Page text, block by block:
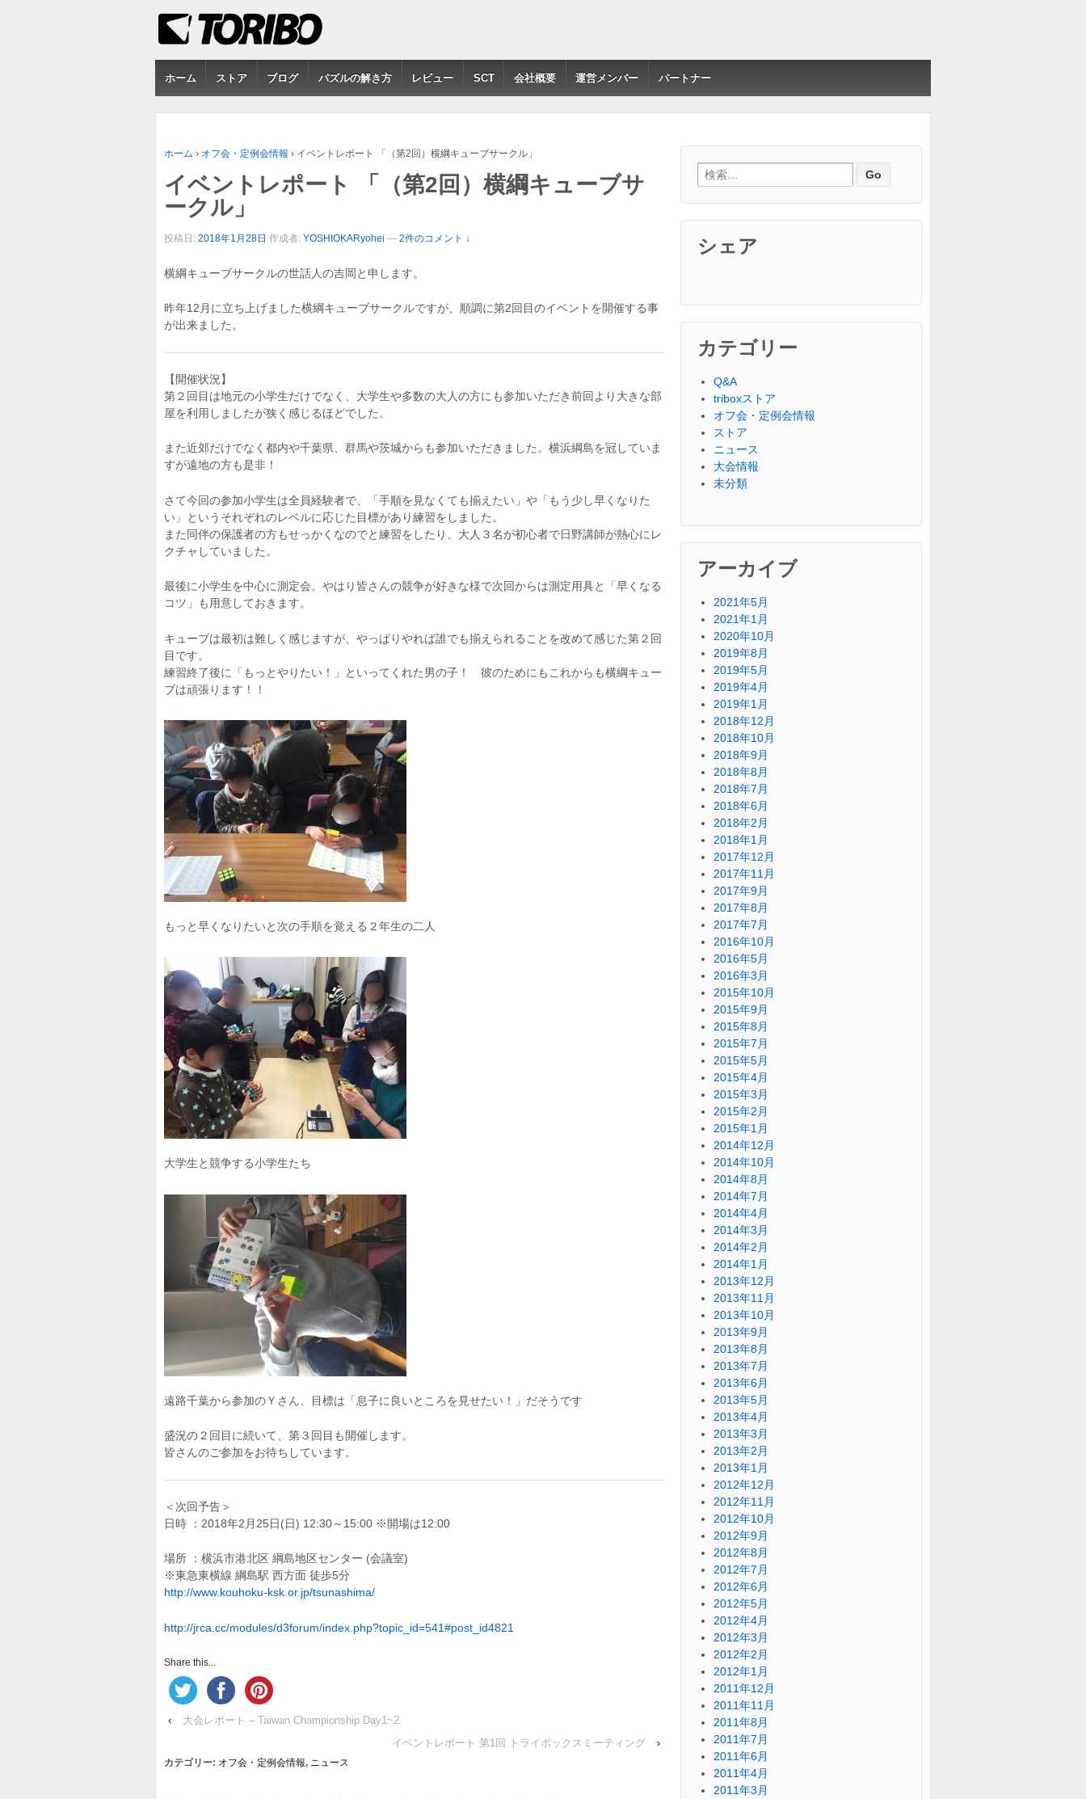
ホーム ストア ブログ パズルの解き方 レビュー SCT 会社概要 運営メンバー パートナー
ホーム › オフ会・定例会情報 › イベントレポート 「（第2回）横綱キューブサークル」
イベントレポート 「（第2回）横綱キューブサ
ークル」
投稿日: 2018年1月28日 作成者: YOSHIOKARyohei — 2件のコメント ↓
横綱キューブサークルの世話人の吉岡と申します。
昨年12月に立ち上げました横綱キューブサークルですが、順調に第2回目のイベントを開催する事
が出来ました。
【開催状況】
第２回目は地元の小学生だけでなく、大学生や多数の大人の方にも参加いただき前回より大きな部
屋を利用しましたが狭く感じるほどでした。
また近郊だけでなく都内や千葉県、群馬や茨城からも参加いただきました。横浜綱島を冠していま
すが遠地の方も是非！
さて今回の参加小学生は全員経験者で、「手順を見なくても揃えたい」や「もう少し早くなりた
い」というそれぞれのレベルに応じた目標があり練習をしました。
また同伴の保護者の方もせっかくなのでと練習をしたり、大人３名が初心者で日野講師が熱心にレ
クチャしていました。
最後に小学生を中心に測定会。やはり皆さんの競争が好きな様で次回からは測定用具と「早くなる
コツ」も用意しておきます。
キューブは最初は難しく感じますが、やっぱりやれば誰でも揃えられることを改めて感じた第２回
目です。
練習終了後に「もっとやりたい！」といってくれた男の子！ 彼のためにもこれからも横綱キュー
ブは頑張ります！！
もっと早くなりたいと次の手順を覚える２年生の二人
大学生と競争する小学生たち
遠路千葉から参加のＹさん、目標は「息子に良いところを見せたい！」だそうです
盛況の２回目に続いて、第３回目も開催します。
皆さんのご参加をお待ちしています。
＜次回予告＞
日時 ：2018年2月25日(日) 12:30～15:00 ※開場は12:00
場所 ：横浜市港北区 綱島地区センター (会議室)
※東急東横線 綱島駅 西方面 徒歩5分
http://www.kouhoku-ksk.or.jp/tsunashima/
http://jrca.cc/modules/d3forum/index.php?topic_id=541#post_id4821
Share this...
‹
大会レポート – Taiwan Championship Day1~2
イベントレポート 第1回 トライボックスミーティング
›
カテゴリー: オフ会・定例会情報, ニュース
検索:
シェア
カテゴリー
Q&A
triboxストア
オフ会・定例会情報
ストア
ニュース
大会情報
未分類
アーカイブ
2021年5月
2021年1月
2020年10月
2019年8月
2019年5月
2019年4月
2019年1月
2018年12月
2018年10月
2018年9月
2018年8月
2018年7月
2018年6月
2018年2月
2018年1月
2017年12月
2017年11月
2017年9月
2017年8月
2017年7月
2016年10月
2016年5月
2016年3月
2015年10月
2015年9月
2015年8月
2015年7月
2015年5月
2015年4月
2015年3月
2015年2月
2015年1月
2014年12月
2014年10月
2014年8月
2014年7月
2014年4月
2014年3月
2014年2月
2014年1月
2013年12月
2013年11月
2013年10月
2013年9月
2013年8月
2013年7月
2013年6月
2013年5月
2013年4月
2013年3月
2013年2月
2013年1月
2012年12月
2012年11月
2012年10月
2012年9月
2012年8月
2012年7月
2012年6月
2012年5月
2012年4月
2012年3月
2012年2月
2012年1月
2011年12月
2011年11月
2011年8月
2011年7月
2011年6月
2011年4月
2011年3月